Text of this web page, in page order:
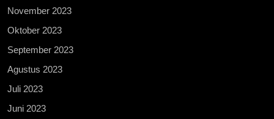
November 2023
Oktober 2023
September 2023
Agustus 2023
Juli 2023
Juni 2023